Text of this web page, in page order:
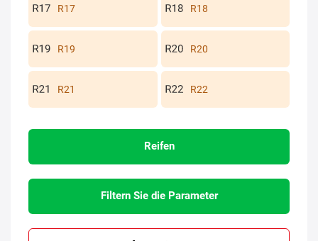
R17 R18
R19 R20
R21 R22
Reifen
Filtern Sie die Parameter